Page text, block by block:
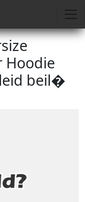
Hoodie
beil�